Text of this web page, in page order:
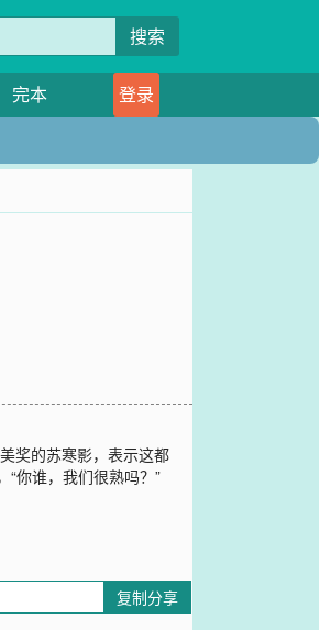
搜索
完本
登录
奖的苏寒影，表示这都
你谁，我们很熟吗？”
复制分享